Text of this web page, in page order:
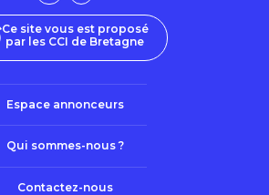
Ce site vous est proposé
par les CCI de Bretagne
Espace annonceurs
Qui sommes-nous ?
Contactez-nous